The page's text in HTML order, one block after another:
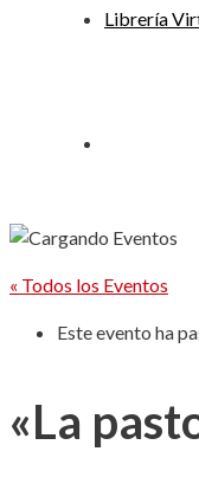
Librería
« Todos los Eventos
Este evento ha
«La